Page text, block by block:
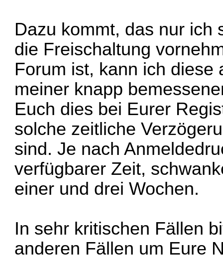
Dazu kommt, das nur ich
die Freischaltung
Forum ist, kann ich diese
meiner knapp
Euch dies bei Eurer
solche zeitliche
sind. Je nach
verfügbarer Zeit,
einer und drei Wochen.
In sehr kritischen Fällen
anderen Fällen um Eure